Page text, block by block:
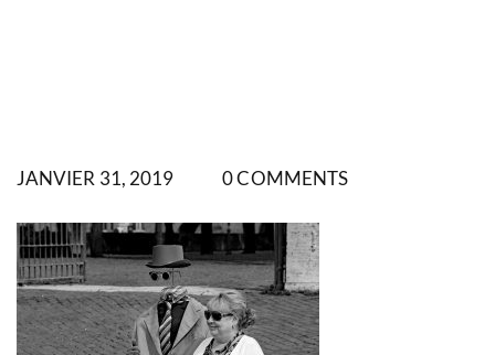
JANVIER 31, 2019 0 COMMENTS